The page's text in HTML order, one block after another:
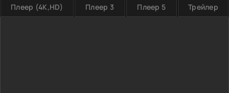
Плеер (4K,HD) Плеер 3 Плеер 5 Трейлер